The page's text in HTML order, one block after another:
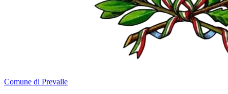
Comune di Prevalle